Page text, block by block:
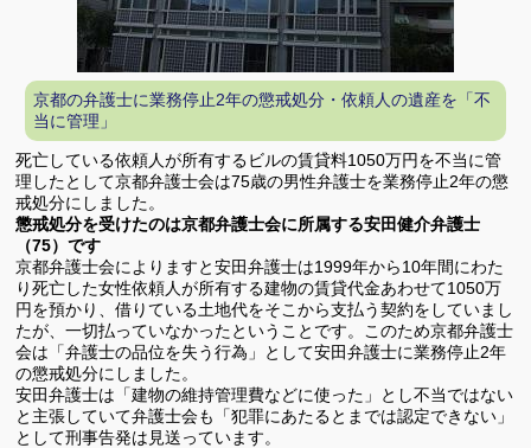
京都の弁護士に業務停止2年の懲戒処分・依頼人の遺産を「不
当に管理」
死亡している依頼人が所有するビルの賃貸料1050万円を不当に管
理したとして京都弁護士会は75歳の男性弁護士を業務停止2年の懲
戒処分にしました。
懲戒処分を受けたのは京都弁護士会に所属する安田健介弁護士
（75）です
京都弁護士会によりますと安田弁護士は1999年から10年間にわた
り死亡した女性依頼人が所有する建物の賃貸代金あわせて1050万
円を預かり、借りている土地代をそこから支払う契約をしていまし
たが、一切払っていなかったということです。このため京都弁護士
会は「弁護士の品位を失う行為」として安田弁護士に業務停止2年
の懲戒処分にしました。
安田弁護士は「建物の維持管理費などに使った」とし不当ではない
と主張していて弁護士会も「犯罪にあたるとまでは認定できない」
として刑事告発は見送っています。